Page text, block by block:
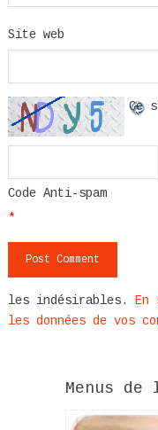
Site web
Code Anti-spam
*
Ce
les indésirables.
les données de vos
Menus